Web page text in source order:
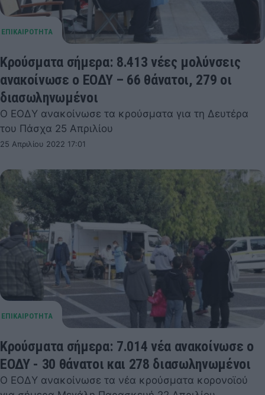
Κρούσματα σήμερα: 8.413 νέες μολύνσεις
ανακοίνωσε ο ΕΟΔΥ – 66 θάνατοι, 279 οι
διασωληνωμένοι
Ο ΕΟΔΥ ανακοίνωσε τα κρούσματα για τη Δευτέρα
του Πάσχα 25 Απριλίου
25 Απριλίου 2022 17:01
Κρούσματα σήμερα: 7.014 νέα ανακοίνωσε ο
ΕΟΔΥ - 30 θάνατοι και 278 διασωληνωμένοι
Ο ΕΟΔΥ ανακοίνωσε τα νέα κρούσματα κορονοϊού